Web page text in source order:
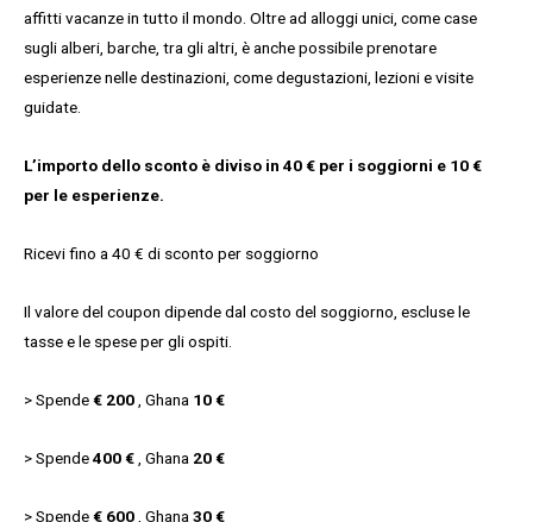
affitti vacanze in tutto il mondo. Oltre ad alloggi unici, come case
sugli alberi, barche, tra gli altri, è anche possibile prenotare
esperienze nelle destinazioni, come degustazioni, lezioni e visite
guidate.
L’importo dello sconto è diviso in 40 € per i soggiorni e 10 €
per le esperienze.
Ricevi fino a 40 € di sconto per soggiorno
Il valore del coupon dipende dal costo del soggiorno, escluse le
tasse e le spese per gli ospiti.
> Spende€ 200 , Ghana 10 €
> Spende400 € , Ghana 20 €
> Spende€ 600 , Ghana 30 €